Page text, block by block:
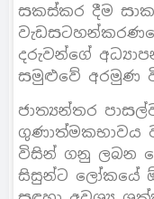
සකස්කර දීම
දරුවන්ගේ
සමුළුවේ අරමුණ
ජාත්‍යන්තර
ගුණාත්මකභාවය
විසින් ගනු ලබන
සිසුන්ට ලෝකයේ